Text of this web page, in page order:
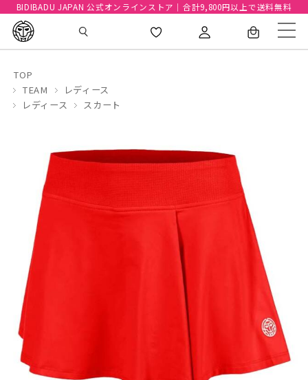
BIDIBADU JAPAN 公式オンラインストア｜合計9,800円以上で送料無料
TOP
TEAM
レディース
レディース
スカート